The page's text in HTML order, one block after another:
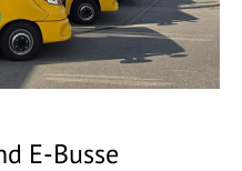
E-Busse